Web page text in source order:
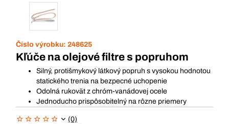
Číslo výrobku: 248625
Kľúče na olejové filtre s popruhom
Silný, protišmykový látkový popruh s vysokou hodnotou
statického trenia na bezpecné uchopenie
Odolná rukovät z chróm-vanádovej ocele
Jednoducho prispôsobitelný na rôzne priemery
(0)